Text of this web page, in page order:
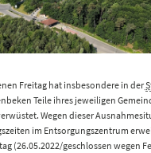
Freitag hat insbesondere in der
Teile ihres jeweiligen
Wegen dieser
im Entsorgungszentrum
(26.05.2022/geschlossen wegen